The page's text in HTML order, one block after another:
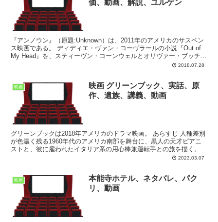
価、動画、解説、ユルゲン
『アンノウン』（原題:Unknown）は、2011年のアメリカのサスペン
ス映画である。 ディディエ・ヴァン・コーヴラールの小説『Out of
My Head』を、スティーヴン・コーンウェルとオリヴァー・ブッチャ
2018.07.28
映画
映画 グリーンブック、実話、原
作、遺族、講義、動画
グリーンブックは2018年アメリカのドラマ映画。 あらすじ 人種差別
が色濃く残る1960年代のアメリカ南部を舞台に、黒人の天才ピアニ
ストと、彼に雇われたイタリア系の用心棒兼運転手との旅を描く。
2023.03.07
映画
本能寺ホテル、ネタバレ、パク
リ、動画